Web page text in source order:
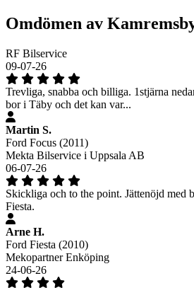
Omdömen av
RF Bilservice
09-07-26
Trevliga, snabba och billiga. 1stjärna
bor i Täby och det kan var...
Martin S.
Ford Focus (2011)
Mekta Bilservice i Uppsala AB
06-07-26
Skickliga och to the point. Jättenöjd med
Fiesta.
Arne H.
Ford Fiesta (2010)
Mekopartner Enköping
24-06-26